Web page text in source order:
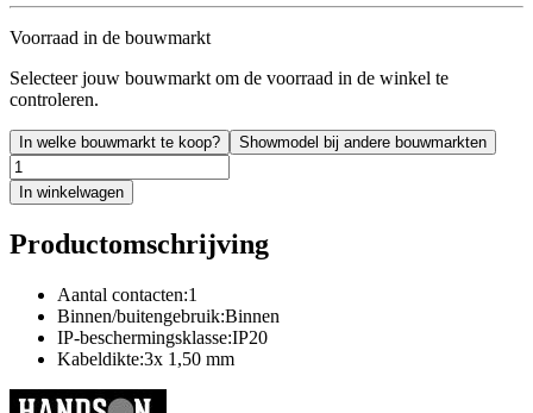
Voorraad in de bouwmarkt
Selecteer jouw bouwmarkt om de voorraad in de winkel te
controleren.
In welke bouwmarkt te koop? Showmodel bij andere bouwmarkten
In winkelwagen
Productomschrijving
Aantal contacten:1
Binnen/buitengebruik:Binnen
IP-beschermingsklasse:IP20
Kabeldikte:3x 1,50 mm